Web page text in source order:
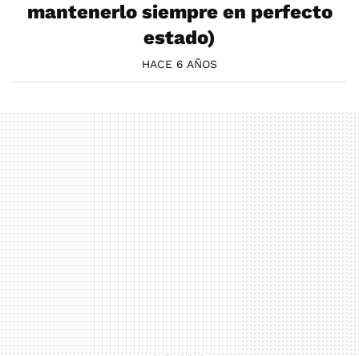
mantenerlo siempre en perfecto
estado)
HACE 6 AÑOS